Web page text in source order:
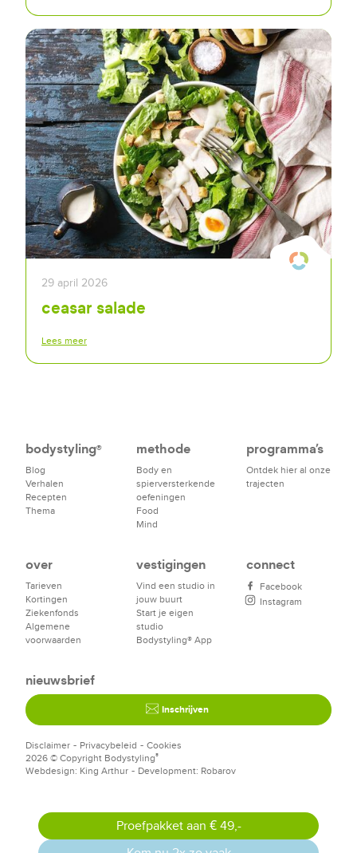
Proefpakket aan € 49,-
29 april 2026
ceasar salade
Lees meer
bodystyling®
Blog
Verhalen
Recepten
Thema
methode
Body en
spierversterkende
oefeningen
Food
Mind
programma's
Ontdek hier al onze
trajecten
over
Tarieven
Kortingen
Ziekenfonds
Algemene
voorwaarden
vestigingen
Vind een studio in
jouw buurt
Start je eigen
studio
Bodystyling® App
connect
Facebook
Instagram
nieuwsbrief
Inschrijven
Disclaimer - Privacybeleid - Cookies
2026 © Copyright Bodystyling®
Webdesign: King Arthur - Development: Robarov